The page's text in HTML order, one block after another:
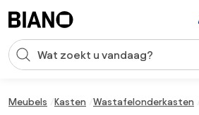
Zoekopdracht invoeren
Meubels Kasten Wastafelonderkasten